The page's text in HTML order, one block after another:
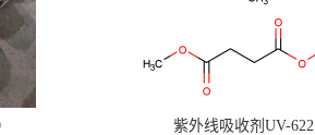
紫外线吸收剂UV-622